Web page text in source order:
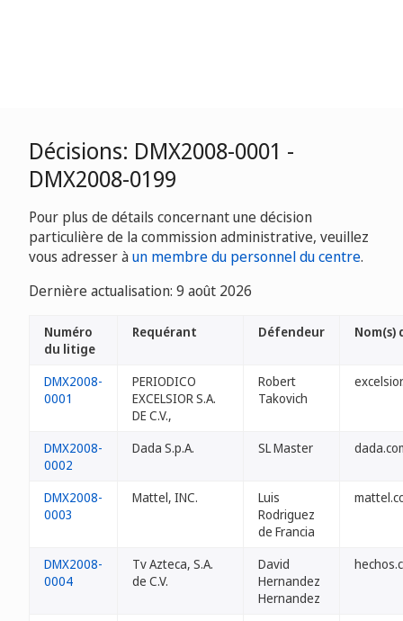
Décisions: DMX2008-0001 -
DMX2008-0199
Pour plus de détails concernant une décision
particulière de la commission administrative, veuillez
vous adresser àun membre du personnel du centre.
Dernière actualisation: 9 août 2026
Numéro
du litige
Requérant Défendeur Nom(s)
DMX2008-
0001
PERIODICO
EXCELSIOR S.A.
DE C.V.,
Robert
Takovich
DMX2008-
0002
Dada S.p.A. SL Master
DMX2008-
0003
Mattel, INC.
Luis
Rodriguez
de Francia
DMX2008-
0004
Tv Azteca, S.A.
de C.V.
David
Hernandez
Hernandez